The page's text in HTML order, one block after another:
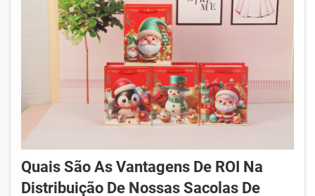
Quais São As Vantagens De ROI Na
Distribuição De Nossas Sacolas De